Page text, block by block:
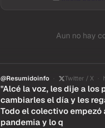
Aun no hay
@Resumidoinfo Twitter / X
"Alcé la voz, les dije a los
cambiarles el día y les
Todo el colectivo
pandemia y lo q